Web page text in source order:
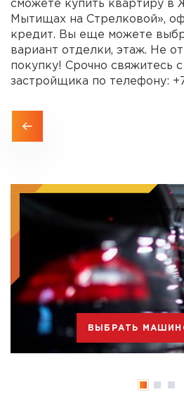
сможете купить квартиру в
Мытищах на Стрелковой»,
кредит. Вы еще можете
вариант отделки, этаж. Не
покупку! Срочно свяжитесь
застройщика по телефону:
ВЫБРАТЬ